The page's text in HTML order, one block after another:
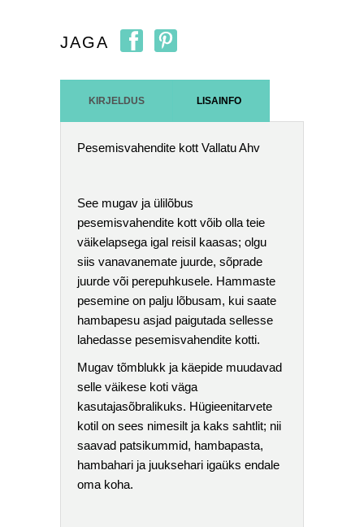
JAGA
KIRJELDUS LISAINFO
Pesemisvahendite kott Vallatu Ahv
See mugav ja ülilõbus
pesemisvahendite kott võib olla teie
väikelapsega igal reisil kaasas; olgu
siis vanavanemate juurde, sõprade
juurde või perepuhkusele. Hammaste
pesemine on palju lõbusam, kui saate
hambapesu asjad paigutada sellesse
lahedasse pesemisvahendite kotti.
Mugav tõmblukk ja käepide muudavad
selle väikese koti väga
kasutajasõbralikuks. Hügieenitarvete
kotil on sees nimesilt ja kaks sahtlit; nii
saavad patsikummid, hambapasta,
hambahari ja juuksehari igaüks endale
oma koha.